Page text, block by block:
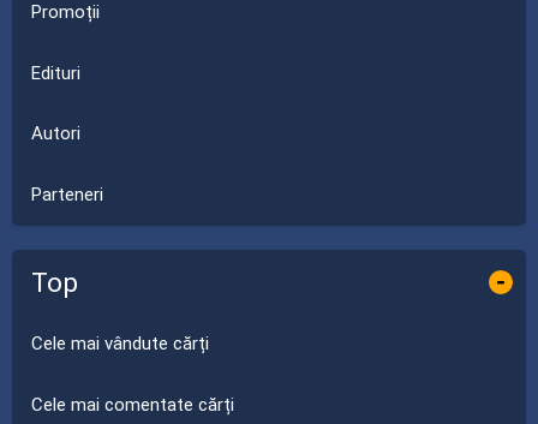
Promoții
Edituri
Autori
Parteneri
Top -
Cele mai vândute cărți
Cele mai comentate cărți